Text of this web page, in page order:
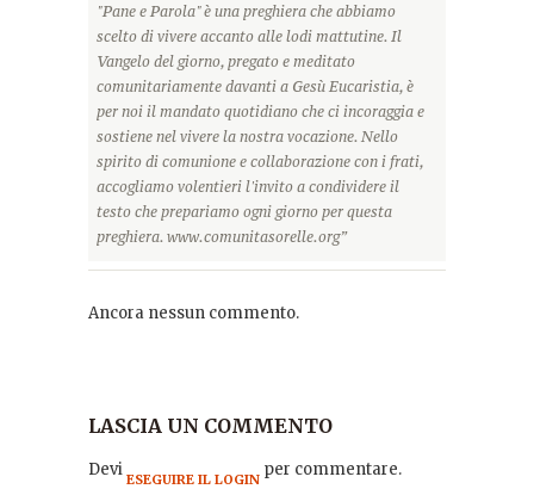
"Pane e Parola" è una preghiera che abbiamo
scelto di vivere accanto alle lodi mattutine. Il
Vangelo del giorno, pregato e meditato
comunitariamente davanti a Gesù Eucaristia, è
per noi il mandato quotidiano che ci incoraggia e
sostiene nel vivere la nostra vocazione. Nello
spirito di comunione e collaborazione con i frati,
accogliamo volentieri l'invito a condividere il
testo che prepariamo ogni giorno per questa
preghiera. www.comunitasorelle.org”
Ancora nessun commento.
LASCIA UN COMMENTO
Devi ESEGUIRE IL LOGIN per commentare.